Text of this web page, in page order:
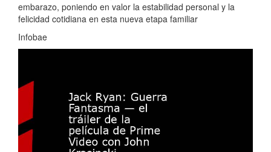
embarazo, poniendo en valor la estabilidad personal y la
felicidad cotidiana en esta nueva etapa familiar
Infobae